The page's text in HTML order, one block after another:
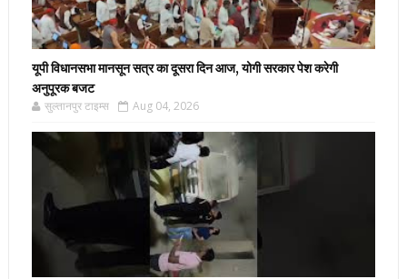
यूपी विधानसभा मानसून सत्र का दूसरा दिन आज, योगी सरकार पेश करेगी
अनुपूरक बजट
सुल्तानपुर टाइम्स Aug 04, 2026